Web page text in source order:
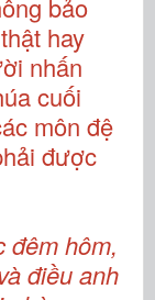
bảo
hay
nhấn
cuối
môn đệ
được
đêm hôm,
điều anh